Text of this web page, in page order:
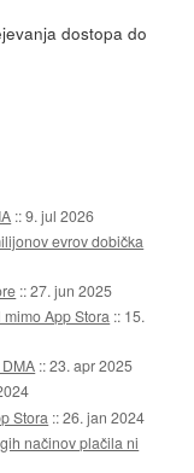
dostopa do
::9. jul 2026
evrov dobička
::27. jun 2025
App Stora :: 15.
::23. apr 2025
Stora ::26. jan 2024
načinov plačila ni